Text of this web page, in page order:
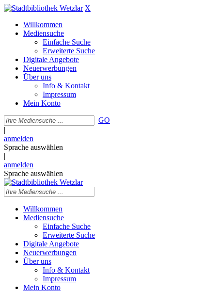
X
Willkommen
Mediensuche
Einfache Suche
Erweiterte Suche
Digitale Angebote
Neuerwerbungen
Über uns
Info & Kontakt
Impressum
Mein Konto
GO
|
anmelden
Sprache auswählen
|
anmelden
Sprache auswählen
Willkommen
Mediensuche
Einfache Suche
Erweiterte Suche
Digitale Angebote
Neuerwerbungen
Über uns
Info & Kontakt
Impressum
Mein Konto